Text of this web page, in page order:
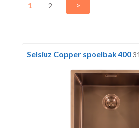
1 2 >
Selsiuz Copper spoelbak 400